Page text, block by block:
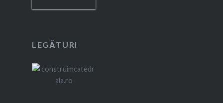
LEGĂTURI